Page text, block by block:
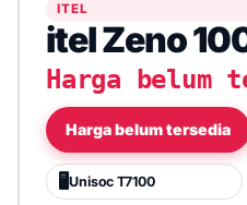
ITEL
itel Zeno
Harga belum
Harga belum tersedia
🖥️ Unisoc T7100